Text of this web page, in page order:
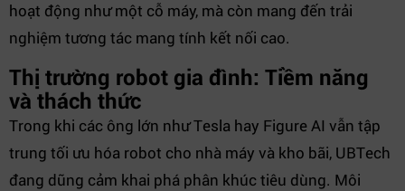
hoạt động như một cỗ máy, mà còn mang đến trải
nghiệm tương tác mang tính kết nối cao.
Thị trường robot gia đình: Tiềm năng
và thách thức
Trong khi các ông lớn như Tesla hay Figure AI vẫn tập
trung tối ưu hóa robot cho nhà máy và kho bãi, UBTech
đang dũng cảm khai phá phân khúc tiêu dùng. Môi